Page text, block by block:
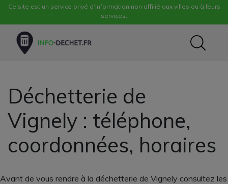
Ce site est un service privé d'information non affilié aux villes ou à leurs
services.
Déchetterie de
Vignely : téléphone,
coordonnées, horaires
Avant de vous rendre à la déchetterie de Vignely consultez les